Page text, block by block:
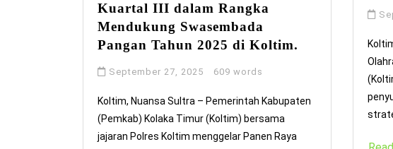
Kuartal III dalam Rangka
Mendukung Swasembada
Pangan Tahun 2025 di Koltim.
September 27, 2025 609 words
Koltim, Nuansa Sultra – Pemerintah Kabupaten
(Pemkab) Kolaka Timur (Koltim) bersama
jajaran Polres Koltim menggelar Panen Raya